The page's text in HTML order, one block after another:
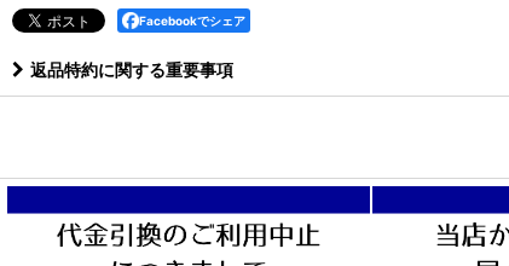
Facebookでシェア
返品特約に関する重要事項